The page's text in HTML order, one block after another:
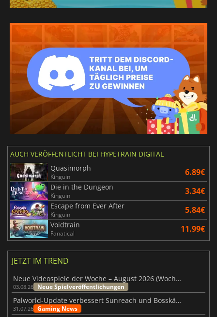
AUCH VERÖFFENTLICHT BEI HYPETRAIN DIGITAL
Quasimorph
Kinguin 6.89€
Die in the Dungeon
Kinguin 3.34€
Escape from Ever After
Kinguin 5.84€
Voidtrain
Fanatical 11.99€
JETZT IM TREND
Neue Videospiele der Woche – August 2026 (Woche 32)
03.08.26 Neue Spielveröffentlichungen
Palworld-Update verbessert Sunreach und Bosskämpfe deutlich
31.07.26 Gaming News